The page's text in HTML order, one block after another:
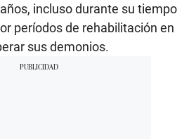
incluso durante su tiempo
períodos de rehabilitación en
sus demonios.